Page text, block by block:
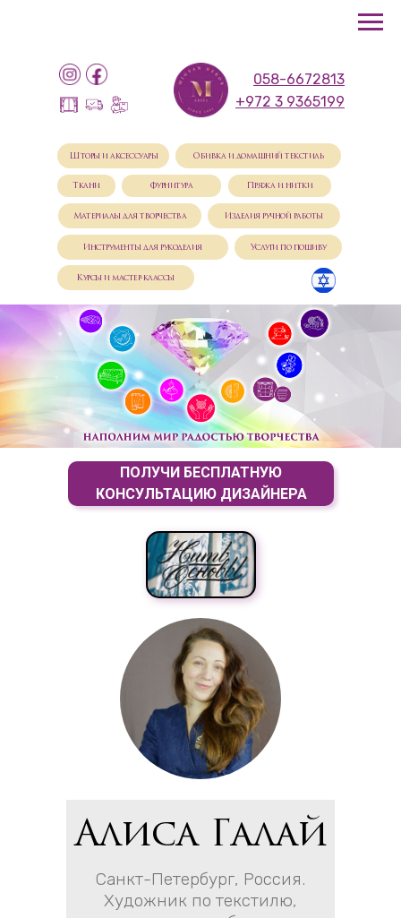
+972 3 9365199
058-6672813
Шторы и аксессуары
Ткани Пряжа и нитки
Фурнитура
Материалы для творчества
Услуги по пошиву
Курсы и мастер-классы
Инструменты для рукоделия
Обивка и домашний текстиль
Изделия ручной работы
ПОЛУЧИ БЕСПЛАТНУЮ
КОНСУЛЬТАЦИЮ ДИЗАЙНЕРА
Алиса Галай
Санкт-Петербург, Россия.
Художник по текстилю,